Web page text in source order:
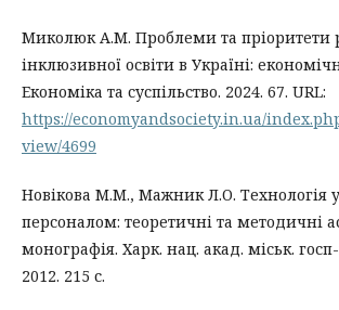
Миколюк А.М. Проблеми та пріоритети
інклюзивної освіти в Україні:
Економіка та суспільство. 2024. 67. URL:
https://economyandsociety.in.ua/
view/4699
Новікова М.М., Мажник Л.О. Технологія
персоналом: теоретичні та методичні
монографія. Харк. нац. акад. міськ.
2012. 215 с.